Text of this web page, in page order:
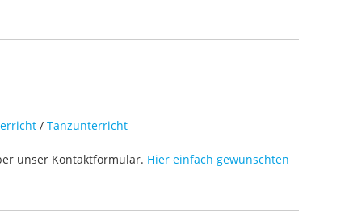
/ Tanzunterricht
unser Kontaktformular. Hier einfach gewünschten